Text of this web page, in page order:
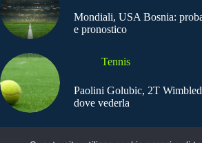
Mondiali, USA Bosnia:
e pronostico
Tennis
Paolini Golubic, 2T
dove vederla